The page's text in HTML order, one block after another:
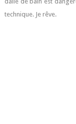
technique. Je rêve.